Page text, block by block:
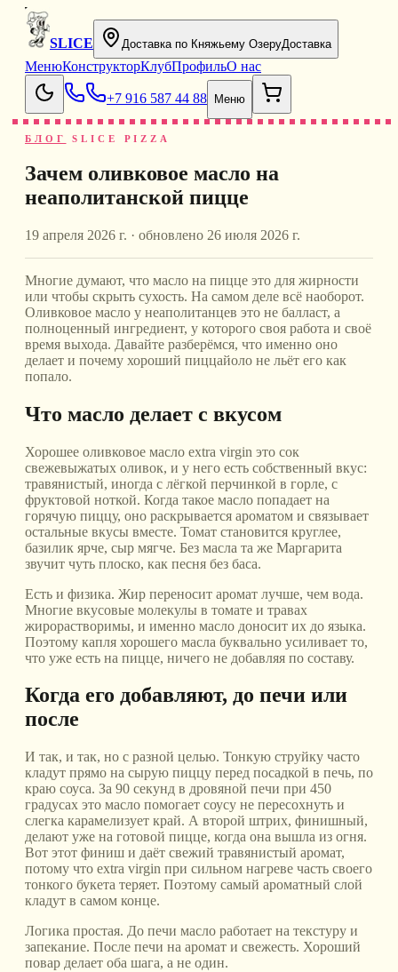
SLICE Доставка по Княжьему ОзеруДоставка
МенюКонструкторКлубПрофильО нас
+7 916 587 44 88 Меню
БЛОГ SLICE PIZZA
Зачем оливковое масло на
неаполитанской пицце
19 апреля 2026 г. · обновлено 26 июля 2026 г.
Многие думают, что масло на пицце это для жирности
или чтобы скрыть сухость. На самом деле всё наоборот.
Оливковое масло у неаполитанцев это не балласт, а
полноценный ингредиент, у которого своя работа и своё
время выхода. Давайте разберёмся, что именно оно
делает и почему хороший пиццайоло не льёт его как
попало.
Что масло делает с вкусом
Хорошее оливковое масло extra virgin это сок
свежевыжатых оливок, и у него есть собственный вкус:
травянистый, иногда с лёгкой перчинкой в горле, с
фруктовой ноткой. Когда такое масло попадает на
горячую пиццу, оно раскрывается ароматом и связывает
остальные вкусы вместе. Томат становится круглее,
базилик ярче, сыр мягче. Без масла та же Маргарита
звучит чуть плоско, как песня без баса.
Есть и физика. Жир переносит аромат лучше, чем вода.
Многие вкусовые молекулы в томате и травах
жирорастворимы, и именно масло доносит их до языка.
Поэтому капля хорошего масла буквально усиливает то,
что уже есть на пицце, ничего не добавляя по составу.
Когда его добавляют, до печи или
после
И так, и так, но с разной целью. Тонкую струйку часто
кладут прямо на сырую пиццу перед посадкой в печь, по
краю соуса. За 90 секунд в дровяной печи при 450
градусах это масло помогает соусу не пересохнуть и
слегка карамелизует край. А второй штрих, финишный,
делают уже на готовой пицце, когда она вышла из огня.
Вот этот финиш и даёт свежий травянистый аромат,
потому что extra virgin при сильном нагреве часть своего
тонкого букета теряет. Поэтому самый ароматный слой
кладут в самом конце.
Логика простая. До печи масло работает на текстуру и
запекание. После печи на аромат и свежесть. Хороший
повар делает оба шага, а не один.